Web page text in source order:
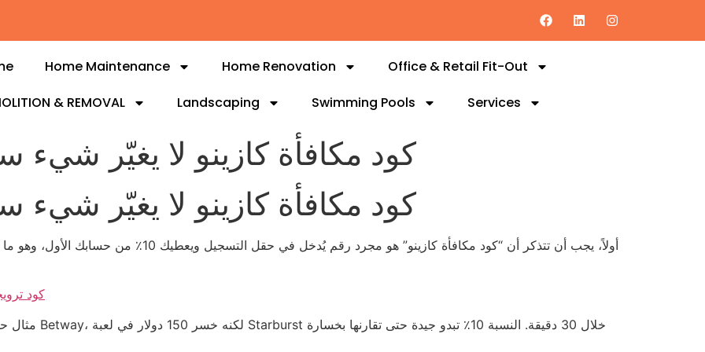
Home Maintenance Home Renovation
Office & Retail Fit-Out
& REMOVAL
Landscaping Swimming Pools Services
كود مكافأة كازينو لا يغيّر شيء
كود مكافأة كازينو لا يغيّر شيء
كود ترويجي كازينو 2026: